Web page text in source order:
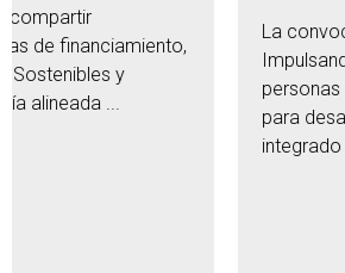
La convocatoria forma parte del
Impulsando el Conocimiento y está
personas interesadas en fortalecer
para desarrollarse en un sector cada